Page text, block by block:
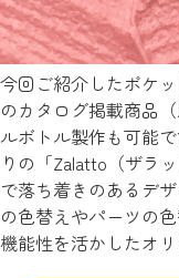
今回ご紹介したポケ
のカタログ掲載商品
ルボトル製作も可能
りの「Zalatto（ザラ
で落ち着きのあるデ
の色替えやパーツの
機能性を活かしたオ